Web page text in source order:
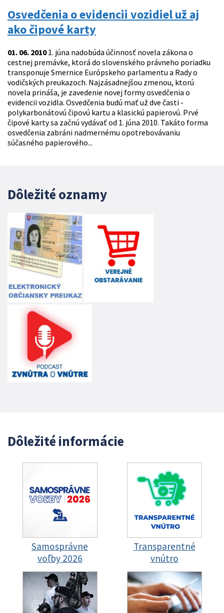
Osvedčenia o evidencii vozidiel už aj
ako čipové karty
01. 06. 20101. júna nadobúda účinnosť novela zákona o
cestnej premávke, ktorá do slovenského právneho poriadku
transponuje Smernice Európskeho parlamentu a Rady o
vodičských preukazoch. Najzásadnejšou zmenou, ktorú
novela prináša, je zavedenie novej formy osvedčenia o
evidencii vozidla. Osvedčenia budú mať už dve časti -
polykarbonátovú čipovú kartu a klasickú papierovú. Prvé
čipové karty sa začnú vydávať od 1. júna 2010. Takáto forma
osvedčenia zabráni nadmernému opotrebovávaniu
súčasného papierového...
Dôležité oznamy
Dôležité informácie
Samosprávne
voľby 2026
Transparentné
vnútro